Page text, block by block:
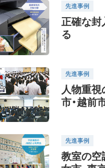
先進事例
正確な封
る
先進事例
人物重視
市・越前
先進事例
教室の空